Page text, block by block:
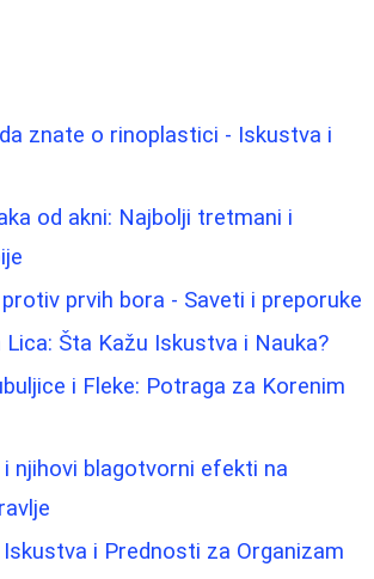
znate o rinoplastici - Iskustva i
od akni: Najbolji tretmani i
prvih bora - Saveti i preporuke
Lica: Šta Kažu Iskustva i Nauka?
i Fleke: Potraga za Korenim
njihovi blagotvorni efekti na
i Prednosti za Organizam